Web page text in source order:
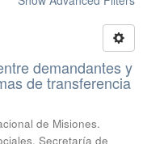
demandantes y
de transferencia
de Misiones.
Secretaría de